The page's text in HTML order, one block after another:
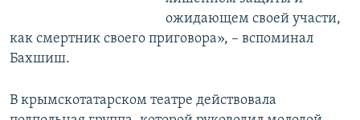
ожидающем своей участи,
как смертник своего приговора», – вспоминал
Бахшиш.
В крымскотатарском театре действовала